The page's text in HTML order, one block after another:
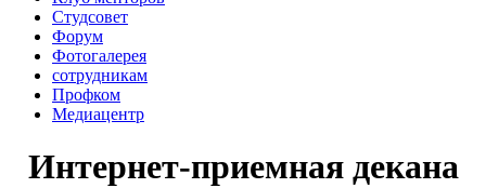
Студсовет
Форум
Фотогалерея
сотрудникам
Профком
Медиацентр
Интернет-приемная декана